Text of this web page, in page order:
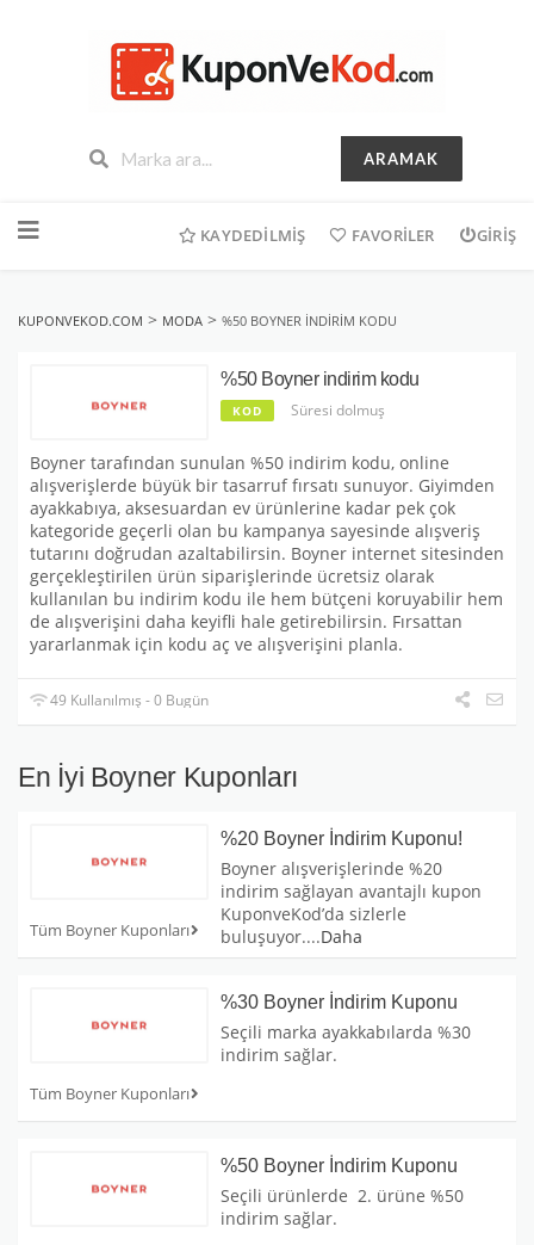
ARAMAK
geç
KAYDEDILMIŞ FAVORILER GIRIŞ
KUPONVEKOD.COM > MODA > %50 BOYNER INDIRIM KODU
%50 Boyner indirim kodu
KOD Süresi dolmuş
Boyner tarafından sunulan %50 indirim kodu, online
alışverişlerde büyük bir tasarruf fırsatı sunuyor. Giyimden
ayakkabıya, aksesuardan ev ürünlerine kadar pek çok
kategoride geçerli olan bu kampanya sayesinde alışveriş
tutarını doğrudan azaltabilirsin. Boyner internet sitesinden
gerçekleştirilen ürün siparişlerinde ücretsiz olarak
kullanılan bu indirim kodu ile hem bütçeni koruyabilir hem
de alışverişini daha keyifli hale getirebilirsin. Fırsattan
yararlanmak için kodu aç ve alışverişini planla.
49 Kullanılmış - 0 Bugün
En İyi Boyner Kuponları
Tüm Boyner Kuponları
%20 Boyner İndirim Kuponu!
Boyner alışverişlerinde %20
indirim sağlayan avantajlı kupon
KuponveKod’da sizlerle
buluşuyor....Daha
Tüm Boyner Kuponları
%30 Boyner İndirim Kuponu
Seçili marka ayakkabılarda %30
indirim sağlar.
%50 Boyner İndirim Kuponu
Seçili ürünlerde 2. ürüne %50
indirim sağlar.